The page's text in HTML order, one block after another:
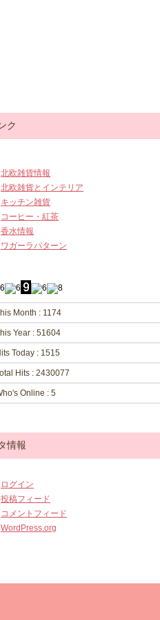
ク
北欧雑貨情報
北欧雑貨とインテリア
キッチン雑貨
コーヒー・紅茶
香水情報
ワガーラパターン
Month : 1174
Year : 51604
Today : 1515
Hits : 2430077
Online : 5
情報
ログイン
投稿フィード
コメントフィード
WordPress.org